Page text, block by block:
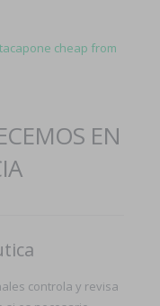
cheap from
EN
controla y revisa